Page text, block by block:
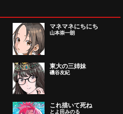
マネマネにちにち
山本崇一朗
東大の三姉妹
磯谷友紀
これ描いて死ね
とよ田みのる